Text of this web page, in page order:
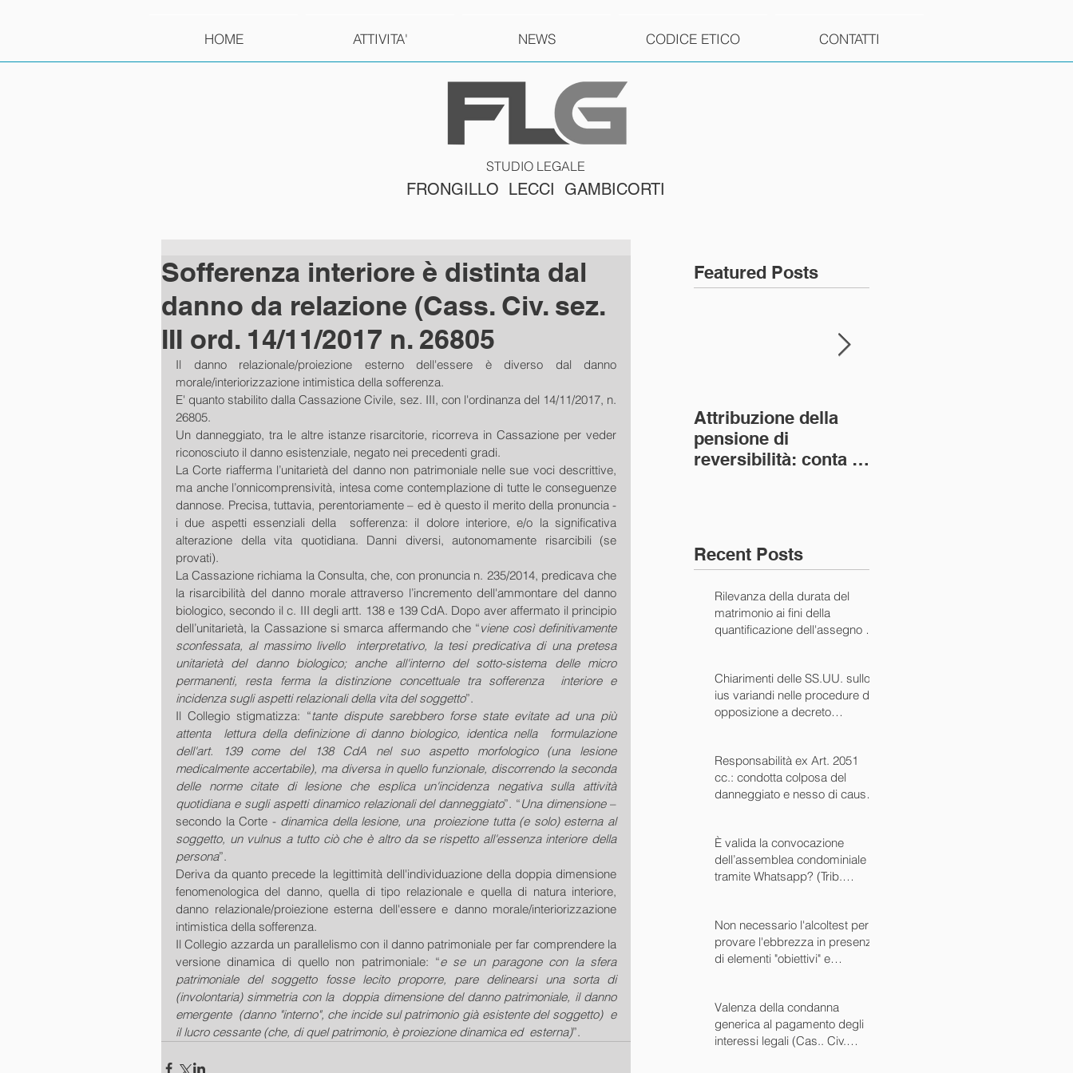
HOME ATTIVITA' NEWS CODICE ETICO CONTATTI
STUDIO LEGALE
FRONGILLO LECCI GAMBICORTI
Sofferenza interiore è distinta dal
danno da relazione (Cass. Civ. sez.
III ord. 14/11/2017 n. 26805
Il danno relazionale/proiezione esterno dell'essere è diverso dal danno
morale/interiorizzazione intimistica della sofferenza.
E' quanto stabilito dalla Cassazione Civile, sez. III, con l'ordinanza del 14/11/2017, n.
26805.
Un danneggiato, tra le altre istanze risarcitorie, ricorreva in Cassazione per veder
riconosciuto il danno esistenziale, negato nei precedenti gradi.
La Corte riafferma l’unitarietà del danno non patrimoniale nelle sue voci descrittive,
ma anche l’onnicomprensività, intesa come contemplazione di tutte le conseguenze
dannose. Precisa, tuttavia, perentoriamente – ed è questo il merito della pronuncia -
i due aspetti essenziali della  sofferenza: il dolore interiore, e/o la significativa
alterazione della vita quotidiana. Danni diversi, autonomamente risarcibili (se
provati).
La Cassazione richiama la Consulta, che, con pronuncia n. 235/2014, predicava che
la risarcibilità del danno morale attraverso l’incremento dell'ammontare del danno
biologico, secondo il c. III degli artt. 138 e 139 CdA. Dopo aver affermato il principio
dell’unitarietà, la Cassazione si smarca affermando che “viene così definitivamente
sconfessata, al massimo livello  interpretativo, la tesi predicativa di una pretesa
unitarietà del danno biologico; anche all'interno del sotto-sistema delle micro
permanenti, resta ferma la distinzione concettuale tra sofferenza  interiore e
incidenza sugli aspetti relazionali della vita del soggetto”.
Il Collegio stigmatizza: “tante dispute sarebbero forse state evitate ad una più
attenta  lettura della definizione di danno biologico, identica nella  formulazione
dell'art. 139 come del 138 CdA nel suo aspetto morfologico (una lesione
medicalmente accertabile), ma diversa in quello funzionale, discorrendo la seconda
delle norme citate di lesione che esplica un'incidenza negativa sulla attività
quotidiana e sugli aspetti dinamico relazionali del danneggiato”. “Una dimensione –
secondo la Corte - dinamica della lesione, una  proiezione tutta (e solo) esterna al
soggetto, un vulnus a tutto ciò che è altro da se rispetto all'essenza interiore della
persona”.
Deriva da quanto precede la legittimità dell'individuazione della doppia dimensione
fenomenologica del danno, quella di tipo relazionale e quella di natura interiore,
danno relazionale/proiezione esterna dell'essere e danno morale/interiorizzazione
intimistica della sofferenza.
Il Collegio azzarda un parallelismo con il danno patrimoniale per far comprendere la
versione dinamica di quello non patrimoniale: “e se un paragone con la sfera
patrimoniale del soggetto fosse lecito proporre, pare delinearsi una sorta di
(involontaria) simmetria con la  doppia dimensione del danno patrimoniale, il danno
emergente  (danno "interno", che incide sul patrimonio già esistente del soggetto)  e
il lucro cessante (che, di quel patrimonio, è proiezione dinamica ed  esterna)”.
Featured Posts
Attribuzione della
pensione di
reversibilità: conta la
Recent Posts
Rilevanza della durata del
matrimonio ai fini della
quantificazione dell'assegno di
Chiarimenti delle SS.UU. sullo
ius variandi nelle procedure di
opposizione a decreto
Responsabilità ex Art. 2051
cc.: condotta colposa del
danneggiato e nesso di causa
È valida la convocazione
dell’assemblea condominiale
tramite Whatsapp? (Trib.
Non necessario l'alcoltest per
provare l'ebbrezza in presenza
di elementi "obiettivi" e
Valenza della condanna
generica al pagamento degli
interessi legali (Cas.. Civ.